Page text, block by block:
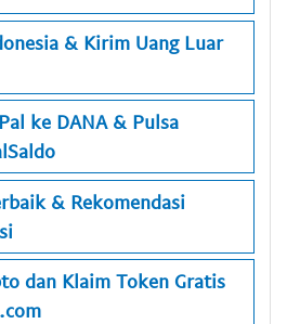
& Kirim Uang Luar
ke DANA & Pulsa
& Rekomendasi
dan Klaim Token Gratis